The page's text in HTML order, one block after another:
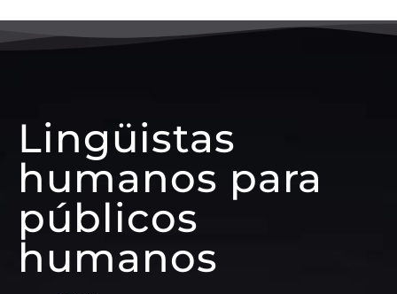
Lingüistas
humanos para
públicos
humanos